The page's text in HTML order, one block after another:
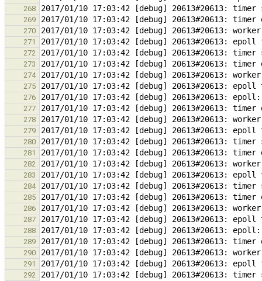
268
269
270
271
272
273
274
275
276
277
278
279
280
281
282
283
284
285
286
287
288
289
290
291
292